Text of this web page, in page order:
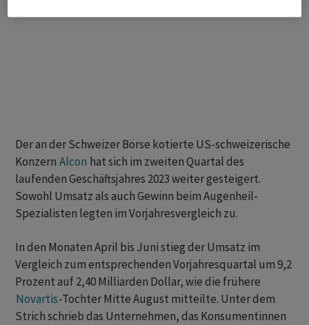
Der an der Schweizer Börse kotierte US-schweizerische
Konzern Alcon hat sich im zweiten Quartal des
laufenden Geschäftsjahres 2023 weiter gesteigert.
Sowohl Umsatz als auch Gewinn beim Augenheil-
Spezialisten legten im Vorjahresvergleich zu.
In den Monaten April bis Juni stieg der Umsatz im
Vergleich zum entsprechenden Vorjahresquartal um 9,2
Prozent auf 2,40 Milliarden Dollar, wie die frühere
Novartis-Tochter Mitte August mitteilte. Unter dem
Strich schrieb das Unternehmen, das Konsumentinnen